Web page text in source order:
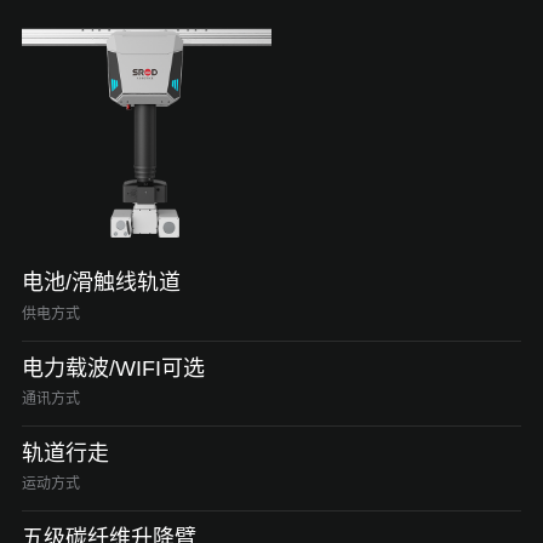
电池/滑触线轨道
供电方式
电力载波/WIFI可选
通讯方式
轨道行走
运动方式